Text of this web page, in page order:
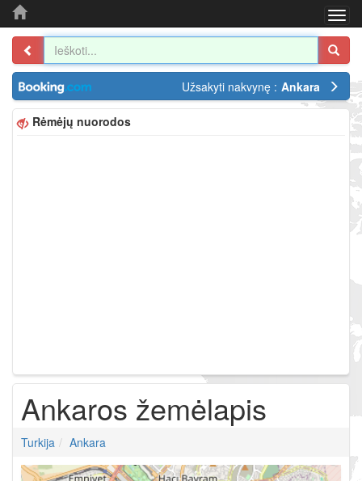
Užsakyti nakvynę : Ankara
Rėmėjų nuorodos
Ankaros žemėlapis
Turkija Ankara